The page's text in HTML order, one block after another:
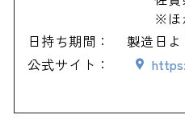
※ほ
日持ち期間：
製造日よ
公式サイト：